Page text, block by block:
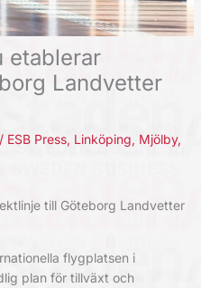
etablerar
Landvetter
/ ESB Press, Linköping, Mjölby,
till Göteborg Landvetter
flygplatsen i
plan för tillväxt och